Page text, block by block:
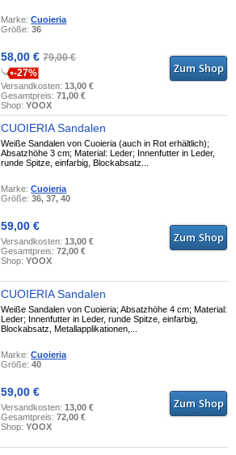
Marke:Cuoieria
Größe:36
58,00 €79,00 €
-27%
Versandkosten:13,00 €
Gesamtpreis:71,00 €
Shop:YOOX
CUOIERIA Sandalen
Weiße Sandalen von Cuoieria (auch in Rot erhältlich);
Absatzhöhe 3 cm; Material: Leder; Innenfutter in Leder,
runde Spitze, einfarbig, Blockabsatz...
Marke:Cuoieria
Größe:36, 37, 40
59,00 €
Versandkosten:13,00 €
Gesamtpreis:72,00 €
Shop:YOOX
CUOIERIA Sandalen
Weiße Sandalen von Cuoieria; Absatzhöhe 4 cm; Material:
Leder; Innenfutter in Leder, runde Spitze, einfarbig,
Blockabsatz, Metallapplikationen,...
Marke:Cuoieria
Größe:40
59,00 €
Versandkosten:13,00 €
Gesamtpreis:72,00 €
Shop:YOOX